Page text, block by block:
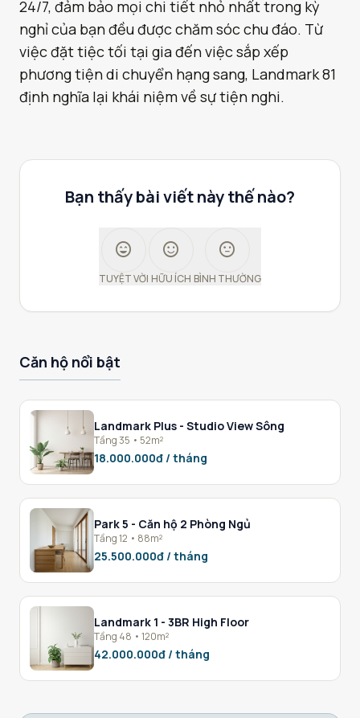
24/7, đảm bảo mọi chi tiết nhỏ nhất trong kỳ
nghỉ của bạn đều được chăm sóc chu đáo. Từ
việc đặt tiệc tối tại gia đến việc sắp xếp
phương tiện di chuyển hạng sang, Landmark 81
định nghĩa lại khái niệm về sự tiện nghi.
Bạn thấy bài viết này thế nào?
sentiment_very_satisfied
TUYỆT VỜI
sentiment_satisfied
HỮU ÍCH
sentiment_neutral
BÌNH THƯỜNG
Căn hộ nổi bật
Landmark Plus - Studio View Sông
Tầng 35 • 52m²
18.000.000đ / tháng
Park 5 - Căn hộ 2 Phòng Ngủ
Tầng 12 • 88m²
25.500.000đ / tháng
Landmark 1 - 3BR High Floor
Tầng 48 • 120m²
42.000.000đ / tháng